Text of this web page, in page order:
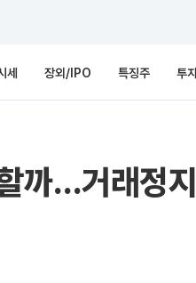
세 장외/IPO 특징주 투
까…거래정